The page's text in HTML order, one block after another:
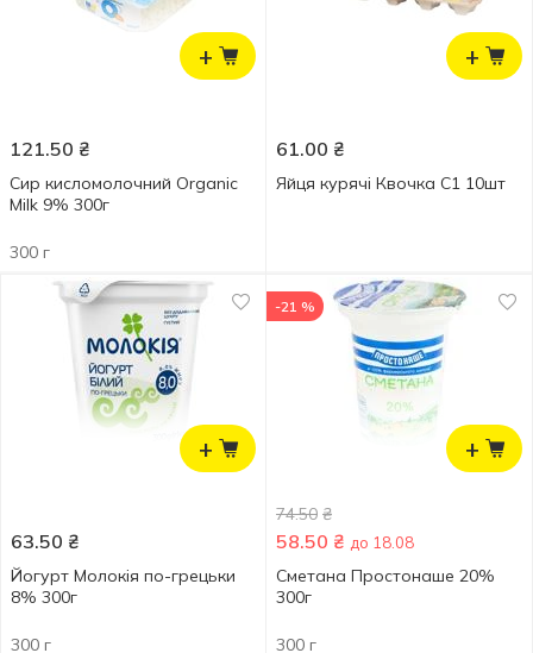
+
121.50 ₴
Сир кисломолочний Organic
Milk 9% 300г
300 г
+
61.00 ₴
Яйця курячі Квочка С1 10шт
+
63.50 ₴
Йогурт Молокія по-грецьки
8% 300г
300 г
+
-21 %
74.50 ₴
58.50 ₴ до 18.08
Сметана Простонаше 20%
300г
300 г